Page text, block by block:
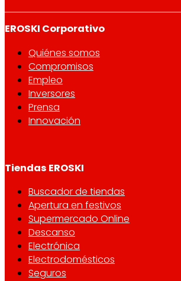
EROSKI Corporativo
Quiénes somos
Compromisos
Empleo
Inversores
Prensa
Innovación
Tiendas EROSKI
Buscador de tiendas
Apertura en festivos
Supermercado Online
Descanso
Electrónica
Electrodomésticos
Seguros